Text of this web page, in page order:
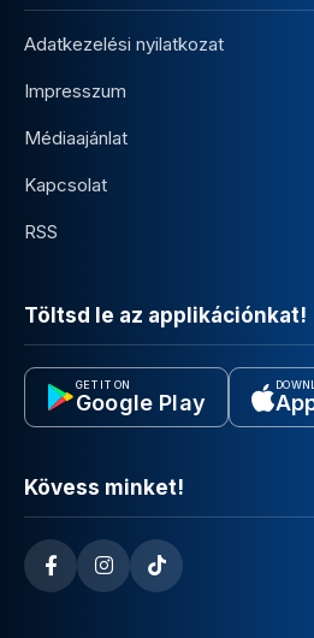
Adatkezelési nyilatkozat
Impresszum
Médiaajánlat
Kapcsolat
RSS
Töltsd le az applikációnkat!
GET IT ON
Google Play
Kövess minket!